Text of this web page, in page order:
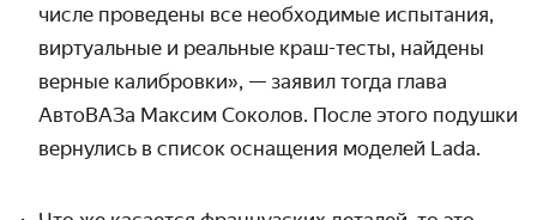
числе проведены все необходимые испытания,
виртуальные и реальные краш-тесты, найдены
верные калибровки», — заявил тогда глава
АвтоВАЗа Максим Соколов. После этого подушки
вернулись в список оснащения моделей Lada.